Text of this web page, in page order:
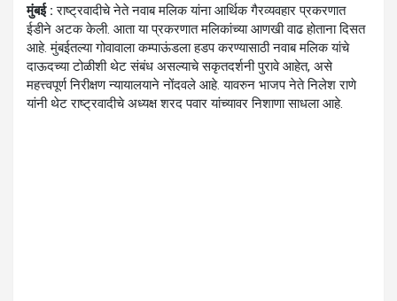
मुंबई : राष्ट्रवादीचे नेते नवाब मलिक यांना आर्थिक गैरव्यवहार प्रकरणात
ईडीने अटक केली. आता या प्रकरणात मलिकांच्या आणखी वाढ होताना दिसत
आहे. मुंबईतल्या गोवावाला कम्पाऊंडला हडप करण्यासाठी नवाब मलिक यांचे
दाऊदच्या टोळीशी थेट संबंध असल्याचे सकृतदर्शनी पुरावे आहेत, असे
महत्त्वपूर्ण निरीक्षण न्यायालयाने नोंदवले आहे. यावरुन भाजप नेते निलेश राणे
यांनी थेट राष्ट्रवादीचे अध्यक्ष शरद पवार यांच्यावर निशाणा साधला आहे.